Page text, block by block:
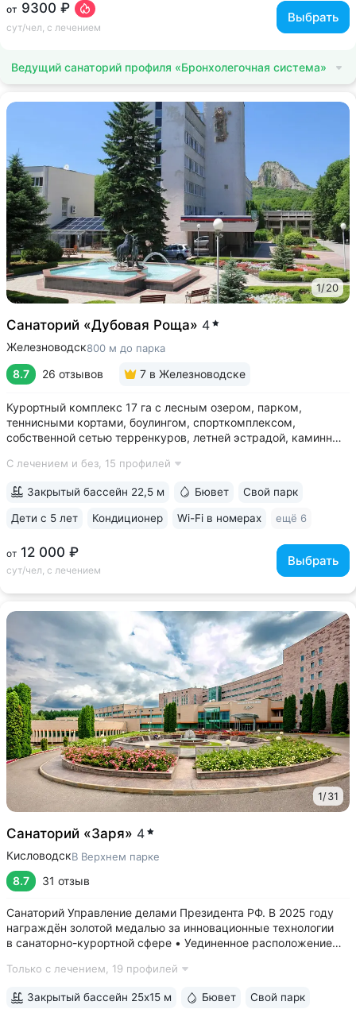
от 9300 ₽
сут/чел, с лечением
Выбрать
Ведущий санаторий профиля «Бронхолегочная система»
1/20
Санаторий «Дубовая Роща» 4
Железноводск800 м до парка
8.7 26 отзывов 7 в Железноводске
Курортный комплекс 17 га с лесным озером, парком,
теннисными кортами, боулингом, спорткомплексом,
собственной сетью терренкуров, летней эстрадой, каминным
домиком, лодочной станцией с катамаранами и зоной для
С лечением и без, 15 профилей
от 12 000 ₽
сут/чел, с лечением
Выбрать
Закрытый бассейн 22,5 м Бювет Свой парк
Дети с 5 лет Кондиционер Wi-Fi в номерах ещё 6
1/31
Санаторий «Заря» 4
КисловодскВ Верхнем парке
8.7 31 отзыв
Санаторий Управление делами Президента РФ. В 2025 году
награждён золотой медалью за инновационные технологии
в санаторно-курортной сфере • Уединенное расположение
микроклиматом на высоте 1000 м. Прямой выход
Только с лечением, 19 профилей
Закрытый бассейн 25x15 м Бювет Свой парк